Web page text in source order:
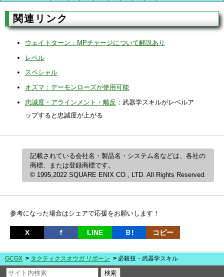
関連リンク
ウェイトターン：MPチャージについて解説あり
レベル
スペシャル
オズマ：デーモンローズが使用可能
忠誠度・アラインメント・離反 ：武器学スキルがレベルア
ップすると忠誠度が上がる
記載されている会社名・製品名・システム名などは、各社の
商標、または登録商標です。
© 1995,2022 SQUARE ENIX CO., LTD. All Rights Reserved.
参考になった場合はシェアで応援をお願いします！
X ｆ LINE Ｂ! コピー
GCGX タクティクスオウガ リボーン 必殺技・武器学スキル